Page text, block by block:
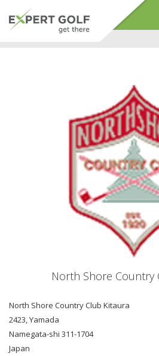
North Shore Country
North Shore Country Club Kitaura
2423, Yamada
Namegata-shi 311-1704
Japan